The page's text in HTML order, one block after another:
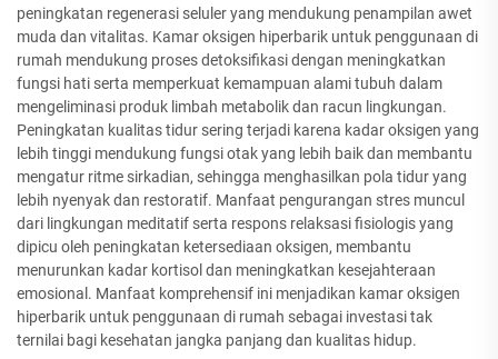
peningkatan regenerasi seluler yang mendukung penampilan awet
muda dan vitalitas. Kamar oksigen hiperbarik untuk penggunaan di
rumah mendukung proses detoksifikasi dengan meningkatkan
fungsi hati serta memperkuat kemampuan alami tubuh dalam
mengeliminasi produk limbah metabolik dan racun lingkungan.
Peningkatan kualitas tidur sering terjadi karena kadar oksigen yang
lebih tinggi mendukung fungsi otak yang lebih baik dan membantu
mengatur ritme sirkadian, sehingga menghasilkan pola tidur yang
lebih nyenyak dan restoratif. Manfaat pengurangan stres muncul
dari lingkungan meditatif serta respons relaksasi fisiologis yang
dipicu oleh peningkatan ketersediaan oksigen, membantu
menurunkan kadar kortisol dan meningkatkan kesejahteraan
emosional. Manfaat komprehensif ini menjadikan kamar oksigen
hiperbarik untuk penggunaan di rumah sebagai investasi tak
ternilai bagi kesehatan jangka panjang dan kualitas hidup.